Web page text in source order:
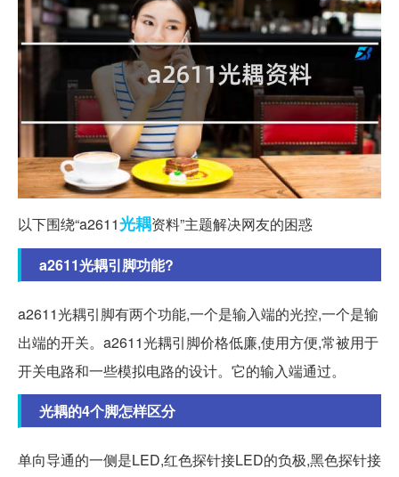
以下围绕“a2611光耦资料”主题解决网友的困惑
a2611光耦引脚功能?
a2611光耦引脚有两个功能,一个是输入端的光控,一个是输
出端的开关。a2611光耦引脚价格低廉,使用方便,常被用于
开关电路和一些模拟电路的设计。它的输入端通过。
光耦的4个脚怎样区分
单向导通的一侧是LED,红色探针接LED的负极,黑色探针接